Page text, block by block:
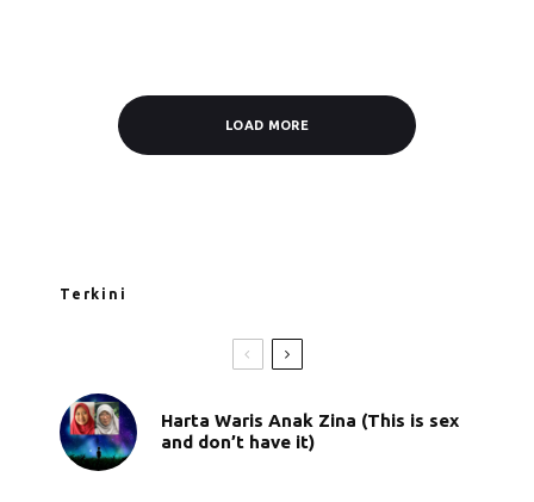
LOAD MORE
Terkini
Harta Waris Anak Zina (This is sex
and don’t have it)